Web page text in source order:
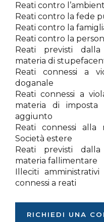
Reati contro
Reati contro la fede
Reati contro la
Reati contro la
Reati previsti
materia di
Reati connessi a
doganale
Reati connessi a
materia di
aggiunto
Reati connessi alla
Società estere
Reati previsti
materia fallimentare
Illeciti
connessi a reati
RICHIEDI UNA